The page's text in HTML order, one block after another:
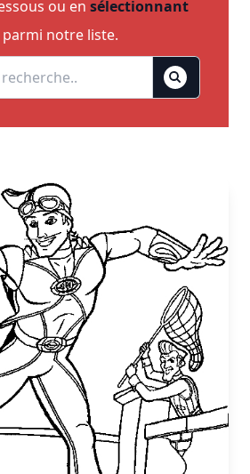
ou en sélectionnant
parmi notre liste.